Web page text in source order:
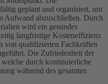
geplant und organisiert, um
Aufwand abzuschließen. Durch
wird ein gesundes
langfristige Kosteneffizienz
von qualifizierten Fachkräften
Die Zufriedenheit der
durch kontinuierliche
während des gesamten